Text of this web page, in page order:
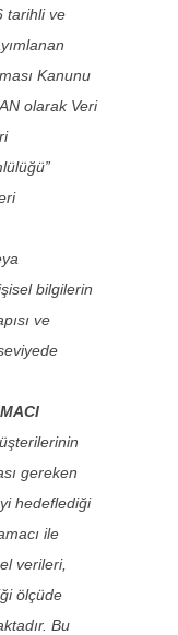
tarihli ve
Kanunu
olarak Veri
bilgilerin
ve
gereken
hedeflediği
ile
verileri,
ölçüde
Bu